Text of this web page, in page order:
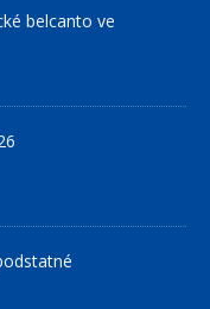
belcanto ve